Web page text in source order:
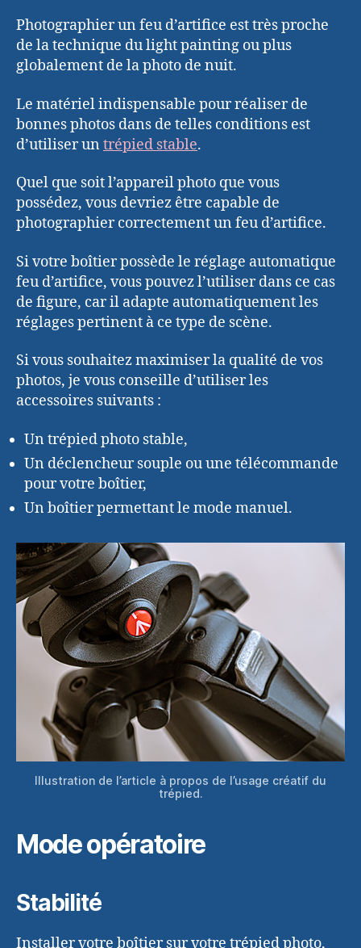
Photographier un feu d’artifice est très proche
de la technique du light painting ou plus
globalement de la photo de nuit.
Le matériel indispensable pour réaliser de
bonnes photos dans de telles conditions est
d’utiliser un trépied stable.
Quel que soit l’appareil photo que vous
possédez, vous devriez être capable de
photographier correctement un feu d’artifice.
Si votre boîtier possède le réglage automatique
feu d’artifice, vous pouvez l’utiliser dans ce cas
de figure, car il adapte automatiquement les
réglages pertinent à ce type de scène.
Si vous souhaitez maximiser la qualité de vos
photos, je vous conseille d’utiliser les
accessoires suivants :
Un trépied photo stable,
Un déclencheur souple ou une télécommande
pour votre boîtier,
Un boîtier permettant le mode manuel.
Illustration de l’article à propos de l’usage créatif du
trépied.
Mode opératoire
Stabilité
Installer votre boîtier sur votre trépied photo,